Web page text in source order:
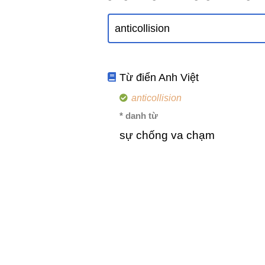
Từ điển Anh Việt
anticollision
* danh từ
sự chống va chạm